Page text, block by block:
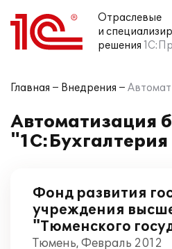
Отраслевые
и
решения
Главная Внедрения
Автоматизация
Фонд развития
учреждения
"Тюменского
Тюмень, Февраль 2012